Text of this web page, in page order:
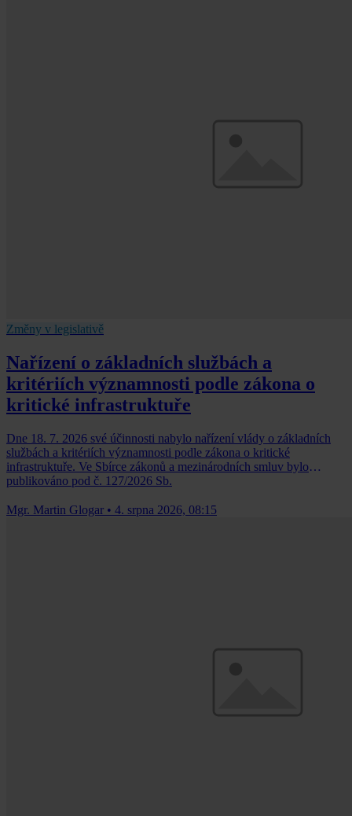
Změny v legislativě
Nařízení o základních službách a
kritériích významnosti podle zákona o
kritické infrastruktuře
Dne 18. 7. 2026 své účinnosti nabylo nařízení vlády o základních
službách a kritériích významnosti podle zákona o kritické
infrastruktuře. Ve Sbírce zákonů a mezinárodních smluv bylo
publikováno pod č. 127/2026 Sb.
Mgr. Martin Glogar • 4. srpna 2026, 08:15